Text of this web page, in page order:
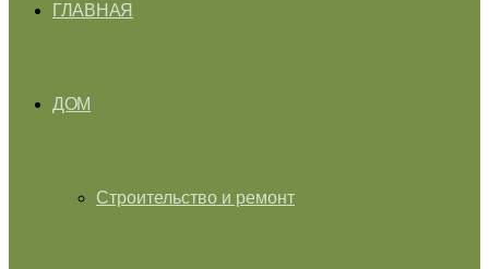
ГЛАВНАЯ
ДОМ
Строительство и ремонт